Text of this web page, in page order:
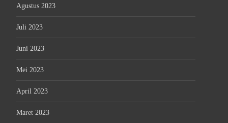
Agustus 2023
Juli 2023
Juni 2023
Mei 2023
April 2023
Maret 2023